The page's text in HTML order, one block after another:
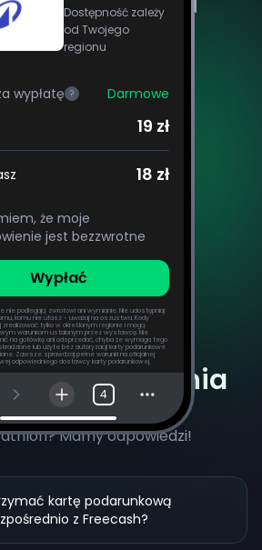
Dostępność zależy
od Twojego
regionu
wypłatę ?
Darmowe
19 zł
18 zł
że moje
jest bezzwrotne
Wypłać
nie podlegają zwrotowi ani wymianie. Nie udostępniaj
komu nie ufasz - uważaj na oszustwa. Kody
zrealizować tylko w określonym regionie i mogą
warunkom ustalonym przez wystawcę. Nie
na gotówkę ani odsprzedać, chyba że wymaga tego
lub użyte bez autoryzacji karty podarunkowe
Zawsze sprawdzaj pełne warunki na oficjalnej
odpowiedniego dostawcy karty podarunkowej.
4 pytania
zdobyć darmowe karty
Mamy odpowiedzi!
kartę podarunkową
z Freecash?